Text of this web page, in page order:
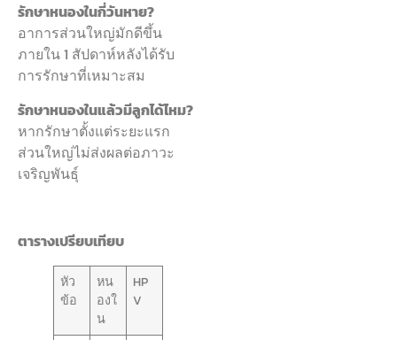
รักษาหนองในกี่วันหาย?
อาการส่วนใหญ่มักดีขึ้น
ภายใน 1 สัปดาห์หลังได้รับ
การรักษาที่เหมาะสม
รักษาหนองในแล้วมีลูกได้ไหม?
หากรักษาตั้งแต่ระยะแรก
ส่วนใหญ่ไม่ส่งผลต่อภาวะ
เจริญพันธุ์
ตารางเปรียบเทียบ
หัว
ข้อ
หน
องใ
น
HP
V